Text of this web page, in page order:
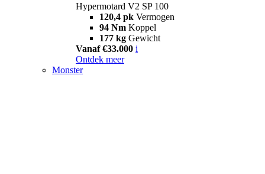
Hypermotard V2 SP 100
120,4 pk Vermogen
94 Nm Koppel
177 kg Gewicht
Vanaf €33.000 i
Ontdek meer
Monster